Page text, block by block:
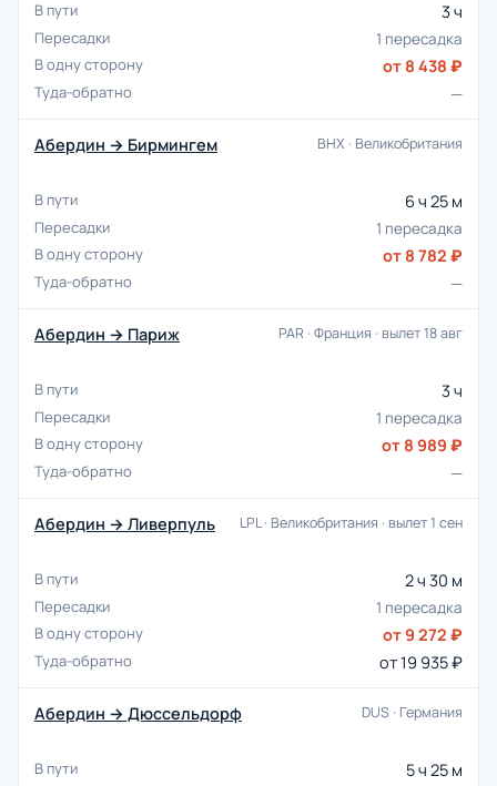
3 ч
1 пересадка
от 8 438 ₽
—
Абердин → Бирмингем BHX · Великобритания
6 ч 25 м
1 пересадка
от 8 782 ₽
—
Абердин → Париж PAR · Франция · вылет 18 авг
3 ч
1 пересадка
от 8 989 ₽
—
Абердин → Ливерпуль LPL · Великобритания · вылет 1 сен
2 ч 30 м
1 пересадка
от 9 272 ₽
от 19 935 ₽
Абердин → Дюссельдорф DUS · Германия
5 ч 25 м